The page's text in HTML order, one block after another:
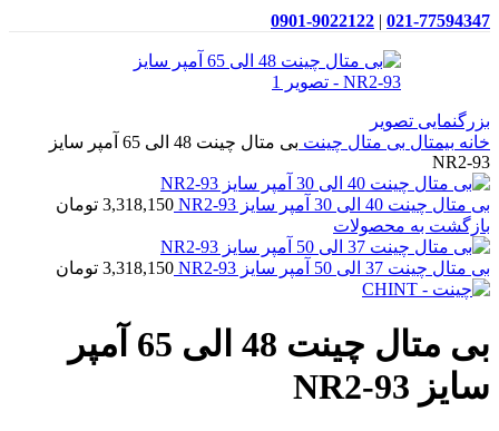
021-77594347
|
0901-9022122
بزرگنمایی تصویر
خانه بیمتال بی متال چینت
بی متال چینت 48 الی 65 آمپر سایز
NR2-93
بی متال چینت 40 الی 30 آمپر سایز NR2-93 3,318,150 تومان
بازگشت به محصولات
بی متال چینت 37 الی 50 آمپر سایز NR2-93 3,318,150 تومان
بی متال چینت 48 الی 65 آمپر
سایز NR2-93